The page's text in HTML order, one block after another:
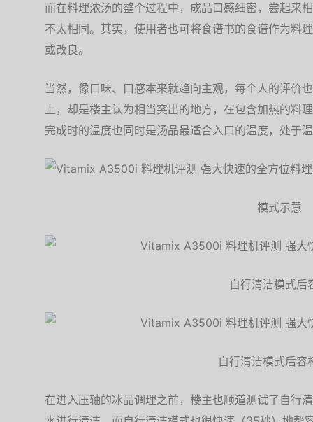
而在料理浓汤的整个过程中，成品口感细密，尝起来
不太相同。其实，使用者也可将食谱书的食谱作为料
或改良。
当然，像口味、口感本来就趋向主观，每个人的评价
上，却是楼主认为相当突出的地方，在包含加热的料
完成时的温度也同时是汤品最适合入口的温度，处于
模式示意
自行清洁模式后
自行清洁模式后容
在进入压轴的冰品调理之前，楼主也顺道测试了自行